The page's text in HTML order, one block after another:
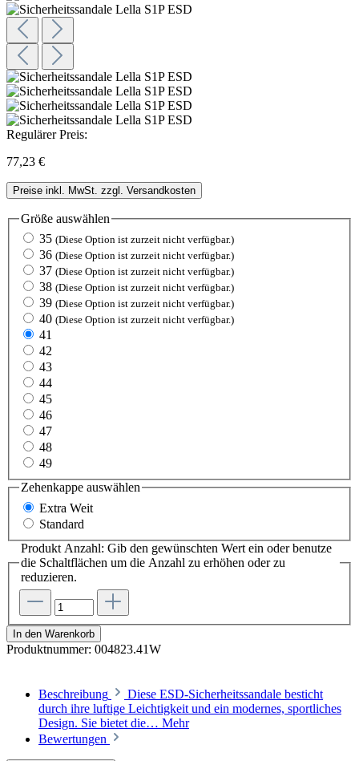
Regulärer Preis:
77,23 €
Preise inkl. MwSt. zzgl. Versandkosten
Größe auswählen
35 (Diese Option ist zurzeit nicht verfügbar.)
36 (Diese Option ist zurzeit nicht verfügbar.)
37 (Diese Option ist zurzeit nicht verfügbar.)
38 (Diese Option ist zurzeit nicht verfügbar.)
39 (Diese Option ist zurzeit nicht verfügbar.)
40 (Diese Option ist zurzeit nicht verfügbar.)
41
42
43
44
45
46
47
48
49
Zehenkappe auswählen
Extra Weit
Standard
Produkt Anzahl: Gib den gewünschten Wert ein oder benutze
die Schaltflächen um die Anzahl zu erhöhen oder zu
reduzieren.
In den Warenkorb
Produktnummer: 004823.41W
Beschreibung
Diese ESD-Sicherheitssandale besticht
durch ihre luftige Leichtigkeit und ein modernes, sportliches
Design. Sie bietet die… Mehr
Bewertungen